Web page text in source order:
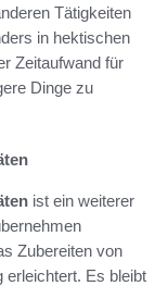
Tätigkeiten
in hektischen
Zeitaufwand für
Dinge zu
ist ein weiterer
Zubereiten von
erleichtert. Es bleibt